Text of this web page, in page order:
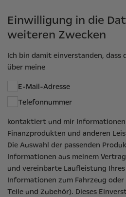
Einwilligung in die
weiteren Zwecken
Ich bin damit einverstanden, dass
über meine
E-Mail-Adresse
Telefonnummer
kontaktiert und mir Informationen
Finanzprodukten und anderen
Die Auswahl der passenden
Informationen aus meinem
und vereinbarte Laufleistung Ihres
Informationen zum Fahrzeug
Teile und Zubehör). Dieses